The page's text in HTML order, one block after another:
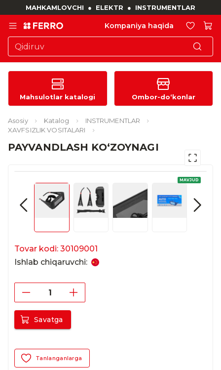
MAHKAMLOVCHI ● ELEKTR ● INSTRUMENTLAR
Kompaniya haqida
Mahsulotlar katalogi Ombor-do‘konlar
Asosiy Katalog
INSTRUMENTLAR
XAVFSIZLIK VOSITALARI
PAYVANDLASH KO‘ZOYNAGI
MAVJUD
Tovar kodi: 30109001
Ishlab chiqaruvchi:
Savatga
Tanlanganlarga